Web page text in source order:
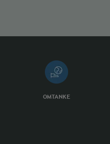
OMTANKE